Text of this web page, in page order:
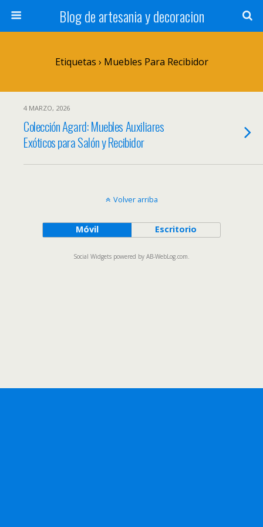
Blog de artesania y decoracion
Etiquetas › Muebles Para Recibidor
4 MARZO, 2026
Colección Agard: Muebles Auxiliares
Exóticos para Salón y Recibidor
Volver arriba
Móvil Escritorio
Social Widgets powered by AB-WebLog.com.